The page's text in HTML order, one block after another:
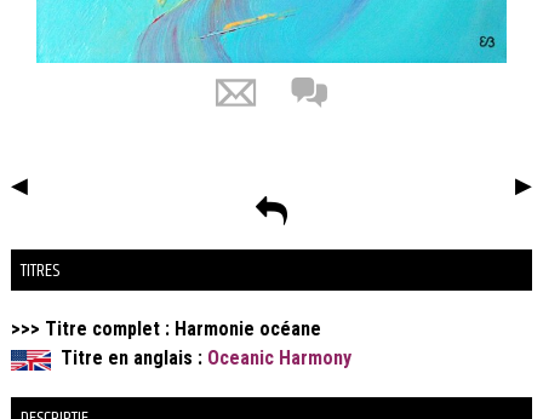
◀ ▶
TITRES
>>> Titre complet : Harmonie océane
Titre en anglais : Oceanic Harmony